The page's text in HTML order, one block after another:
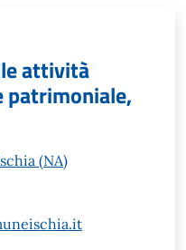
attività
patrimoniale,
(NA)